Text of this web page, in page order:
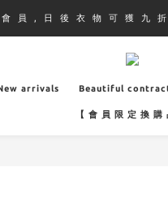
員 , 日 後 衣 物 可 獲 九
arrivals Beautiful
【 會 員 限 定 換 購